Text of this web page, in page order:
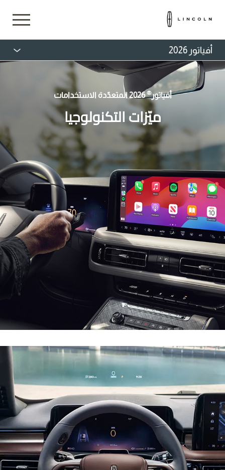
أفياتور 2026
أفياتور®2026 المتعدّدة الاستخدامات
ميّزات التكنولوجيا